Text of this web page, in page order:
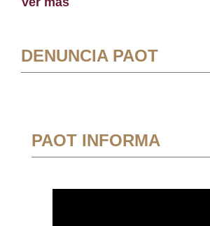
DENUNCIA PAOT
PAOT INFORMA